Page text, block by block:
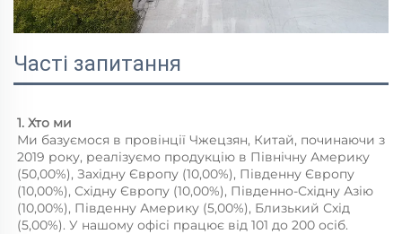
Часті запитання
1. Хто ми
Ми базуємося в провінції Чжецзян, Китай, починаючи з
2019 року, реалізуємо продукцію в Північну Америку
(50,00%), Західну Європу (10,00%), Південну Європу
(10,00%), Східну Європу (10,00%), Південно-Східну Азію
(10,00%), Південну Америку (5,00%), Близький Схід
(5,00%). У нашому офісі працює від 101 до 200 осіб.